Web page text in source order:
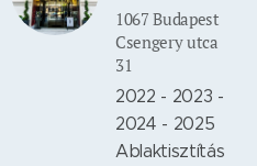
1067 Budapest
Csengery utca
31
2022 - 2023 -
2024 - 2025
Ablaktisztítás